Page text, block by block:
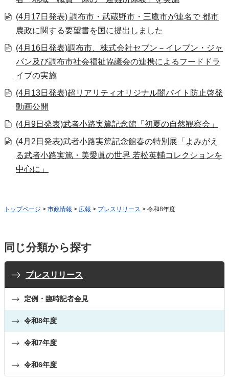
(4月17日発表) 調布市・武蔵野市・三鷹市が連名で 都市
農政に関する要望書を国に提出しました
(4月16日発表)調布市、株式会社セブン－イレブン・ジャ
パン及び調布市社会福祉協議会の連携によるフードドラ
イブの実施
(4月13日発表)超リアリティオリジナル闇バイト防止啓発
動画公開
(4月9日発表)武者小路実篤記念館「初夏の自然観察会」
(4月2日発表)武者小路実篤記念館春の特別展「よみがえ
る武者小路実篤・美愛眞の世界 若松英輔コレクションを
中心に」
トップページ > 市政情報 > 広報 > プレスリリース > 令和8年度
同じ分類から探す
プレスリリース
定例・臨時記者会見
令和8年度
令和7年度
令和6年度